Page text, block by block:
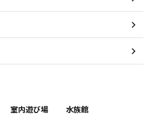
室内遊び場 水族館